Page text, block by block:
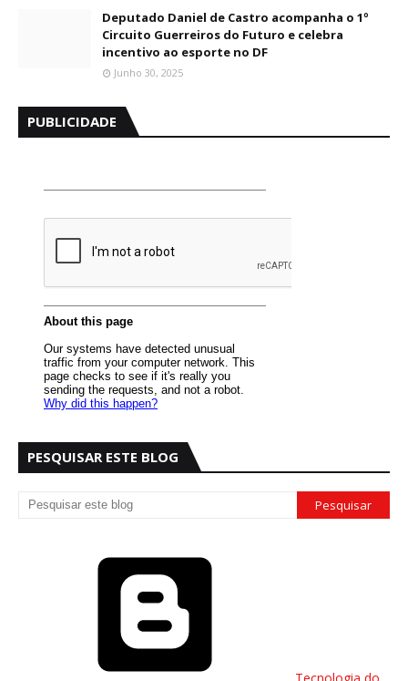
Deputado Daniel de Castro acompanha o 1º
Circuito Guerreiros do Futuro e celebra
incentivo ao esporte no DF
Junho 30, 2025
PUBLICIDADE
PESQUISAR ESTE BLOG